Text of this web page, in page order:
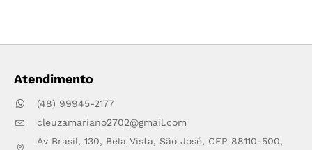
Atendimento
(48) 99945-2177
cleuzamariano2702@gmail.com
Av Brasil, 130, Bela Vista, São José, CEP 88110-500,